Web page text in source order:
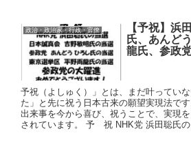
政治・政治家・行政・官僚
【予祝】浜
氏、あんど
龍氏、参政
予祝（よしゅく）」とは、まだ叶ってい
た」と先に祝う日本古来の願望実現法で
出来事を今から喜び、祝うことで、実現
されています。 予 祝 NHK党 浜田聡氏